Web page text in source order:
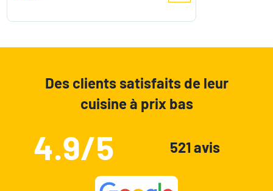
Des clients satisfaits de leur
cuisine à prix bas
4.9/5 521 avis